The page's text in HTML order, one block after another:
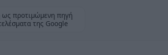
προτιμώμενη πηγή
της Google